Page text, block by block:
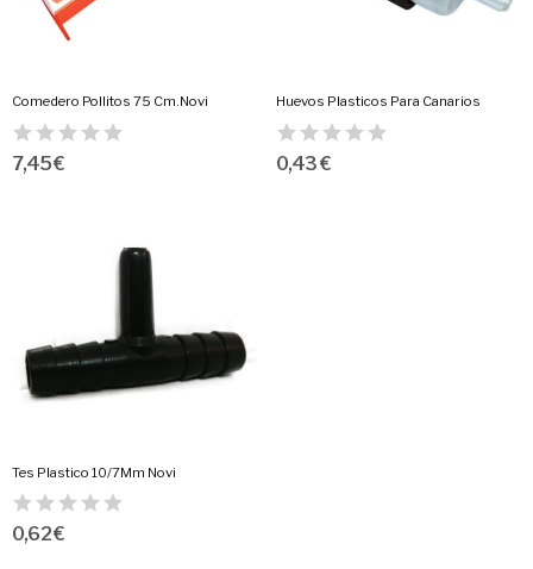
Comedero Pollitos 75 Cm.Novi
7,45 €
Huevos Plasticos Para Canarios
0,43 €
Tes Plastico 10/7Mm Novi
0,62 €